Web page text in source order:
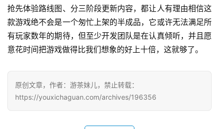
抢先体验路线图、分三阶段更新内容，都让人有理由相信这
款游戏绝不会是一个匆忙上架的半成品，它或许无法满足所
有玩家数年的期待，但至少开发团队是在认真倾听，并且愿
意花时间把游戏做得比我们想象的好上十倍，这就够了。
原创文章，作者：游茶妹儿，禁止转载：
https://youxichaguan.com/archives/196356